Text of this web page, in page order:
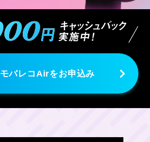
モバレコAirをお申込み